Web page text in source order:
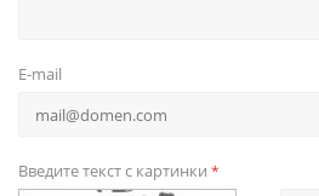
E-mail
Введите текст с картинки *